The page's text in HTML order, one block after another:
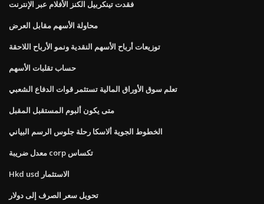
فقدت تينكربيل الكنز الأفلام عبر الإنترنت
محاولة الأسهم مقابل العرض
توزيعات أرباح الأسهم النقدية ونمو الأرباح اللاحقة
حساب تقلبات الأسهم
تعلم سوق الأوراق المالية تستثمر قوات الدفاع الشعبي
متى يكون ألبوم المستقبل المقبل
الخطوط الجوية ألاسكا رحلة جلوس الرسم البياني
معدل ضريبة corp تكساس
Hkd usd الاستثمار
تحويل سعر الصرف إلى دولار